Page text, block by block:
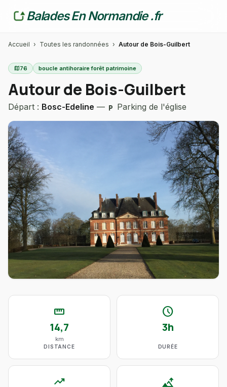
Balades En Normandie .fr
Accueil › Toutes les randonnées › Autour de Bois-Guilbert
map76 boucle antihoraire forêt patrimoine
Autour de Bois-Guilbert
Départ : Bosc-Edeline — local_parking Parking de l'église
straighten
14,7
km
DISTANCE
schedule
3h
DURÉE
trending_up altitude